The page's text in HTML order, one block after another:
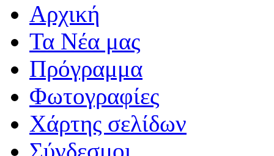
Αρχική
Τα Νέα μας
Πρόγραμμα
Φωτογραφίες
Χάρτης σελίδων